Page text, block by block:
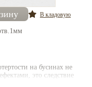
В кладовую
на бусинах не
это следствие